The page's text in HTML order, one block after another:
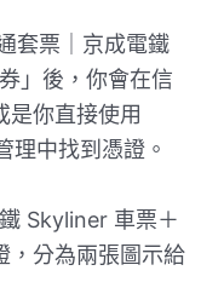
套票｜京成電鐵
」後，你會在信
是你直接使用
理中找到憑證。
Skyliner 車票＋
，分為兩張圖示給